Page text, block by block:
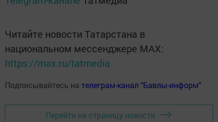
Читайте новости Татарстана в
национальном мессенджере MАХ:
https://max.ru/tatmedia
Подписывайтесь на телеграм-канал "Бавлы-информ"
Перейти на страницу новости